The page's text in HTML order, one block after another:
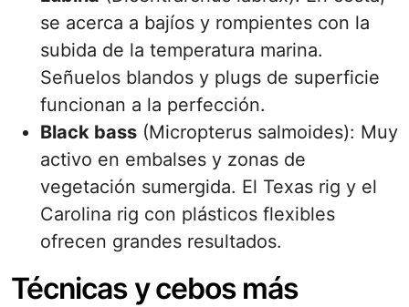
se acerca a bajíos y rompientes con la
subida de la temperatura marina.
Señuelos blandos y plugs de superficie
funcionan a la perfección.
Black bass (Micropterus salmoides): Muy
activo en embalses y zonas de
vegetación sumergida. El Texas rig y el
Carolina rig con plásticos flexibles
ofrecen grandes resultados.
Técnicas y cebos más